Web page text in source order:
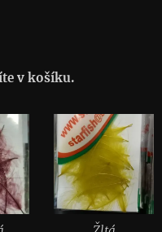
v košíku.